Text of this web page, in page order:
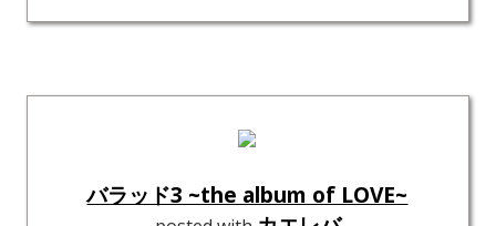
バラッド3 ~the album of LOVE~